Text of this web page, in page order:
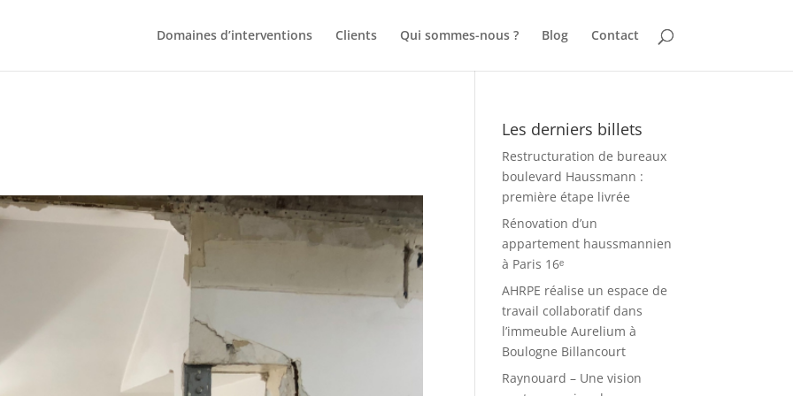
Domaines d’interventions Clients Qui sommes-nous ? Blog Contact
Les derniers billets
Restructuration de bureaux
boulevard Haussmann :
première étape livrée
Rénovation d’un
appartement haussmannien
à Paris 16ᵉ
AHRPE réalise un espace de
travail collaboratif dans
l’immeuble Aurelium à
Boulogne Billancourt
Raynouard – Une vision